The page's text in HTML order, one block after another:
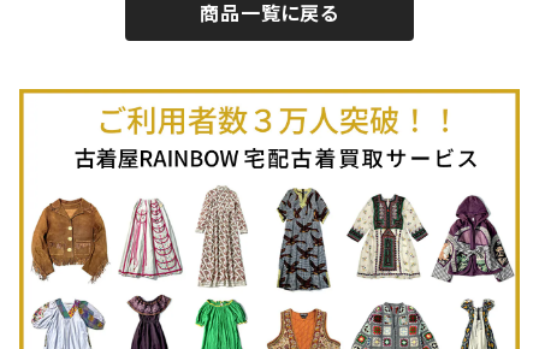
古着ポロシャツ
古着長袖ポロシャツ
古着スウェット
古着パーカー
古着タンクトップ
古着羽織り
古着ミニ丈スカート (丈56-75cm)
Autumn / Winter
商品一覧に戻る